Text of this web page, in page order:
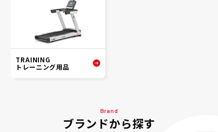
TRAINING
トレーニング用品
Brand
ブランドから探す